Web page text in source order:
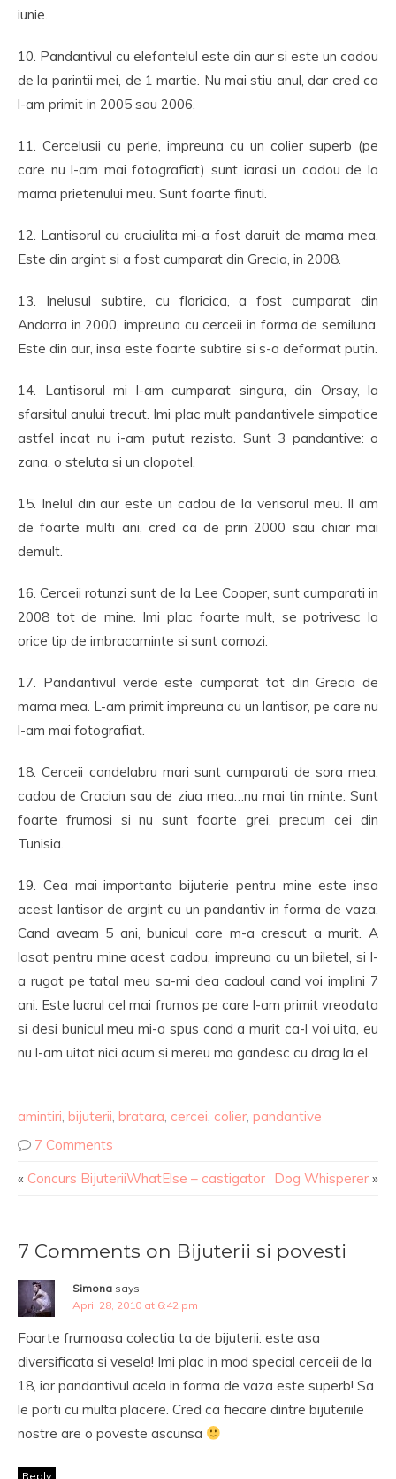
iunie.
10. Pandantivul cu elefantelul este din aur si este un cadou
de la parintii mei, de 1 martie. Nu mai stiu anul, dar cred ca
l-am primit in 2005 sau 2006.
11. Cercelusii cu perle, impreuna cu un colier superb (pe
care nu l-am mai fotografiat) sunt iarasi un cadou de la
mama prietenului meu. Sunt foarte finuti.
12. Lantisorul cu cruciulita mi-a fost daruit de mama mea.
Este din argint si a fost cumparat din Grecia, in 2008.
13. Inelusul subtire, cu floricica, a fost cumparat din
Andorra in 2000, impreuna cu cerceii in forma de semiluna.
Este din aur, insa este foarte subtire si s-a deformat putin.
14. Lantisorul mi l-am cumparat singura, din Orsay, la
sfarsitul anului trecut. Imi plac mult pandantivele simpatice
astfel incat nu i-am putut rezista. Sunt 3 pandantive: o
zana, o steluta si un clopotel.
15. Inelul din aur este un cadou de la verisorul meu. Il am
de foarte multi ani, cred ca de prin 2000 sau chiar mai
demult.
16. Cerceii rotunzi sunt de la Lee Cooper, sunt cumparati in
2008 tot de mine. Imi plac foarte mult, se potrivesc la
orice tip de imbracaminte si sunt comozi.
17. Pandantivul verde este cumparat tot din Grecia de
mama mea. L-am primit impreuna cu un lantisor, pe care nu
l-am mai fotografiat.
18. Cerceii candelabru mari sunt cumparati de sora mea,
cadou de Craciun sau de ziua mea…nu mai tin minte. Sunt
foarte frumosi si nu sunt foarte grei, precum cei din
Tunisia.
19. Cea mai importanta bijuterie pentru mine este insa
acest lantisor de argint cu un pandantiv in forma de vaza.
Cand aveam 5 ani, bunicul care m-a crescut a murit. A
lasat pentru mine acest cadou, impreuna cu un biletel, si l-
a rugat pe tatal meu sa-mi dea cadoul cand voi implini 7
ani. Este lucrul cel mai frumos pe care l-am primit vreodata
si desi bunicul meu mi-a spus cand a murit ca-l voi uita, eu
nu l-am uitat nici acum si mereu ma gandesc cu drag la el.
amintiri, bijuterii, bratara, cercei, colier, pandantive
7 Comments
« Concurs BijuteriiWhatElse – castigator Dog Whisperer »
7 Comments on Bijuterii si povesti
Simona says:
April 28, 2010 at 6:42 pm
Foarte frumoasa colectia ta de bijuterii: este asa
diversificata si vesela! Imi plac in mod special cerceii de la
18, iar pandantivul acela in forma de vaza este superb! Sa
le porti cu multa placere. Cred ca fiecare dintre bijuteriile
nostre are o poveste ascunsa
Reply